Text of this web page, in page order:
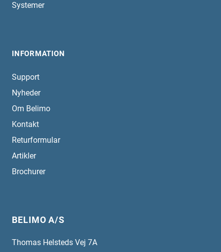
Systemer
INFORMATION
Support
Nyheder
Om Belimo
Kontakt
Returformular
Artikler
Brochurer
BELIMO A/S
Thomas Helsteds Vej 7A